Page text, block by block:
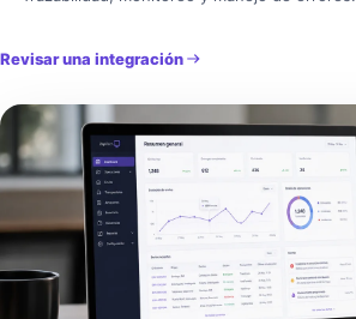
Revisar una integración